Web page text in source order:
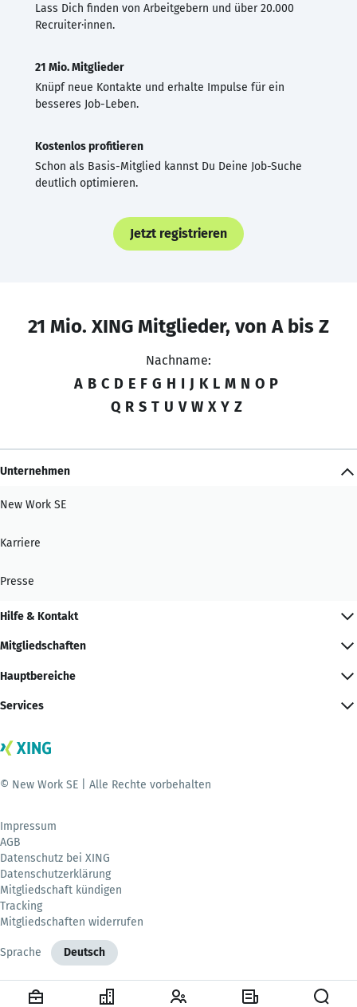
Lass Dich finden von Arbeitgebern und über 20.000
Recruiter·innen.
21 Mio. Mitglieder
Knüpf neue Kontakte und erhalte Impulse für ein
besseres Job-Leben.
Kostenlos profitieren
Schon als Basis-Mitglied kannst Du Deine Job-Suche
deutlich optimieren.
Jetzt registrieren
21 Mio. XING Mitglieder, von A bis Z
Nachname:
A B C D E F G H I J K L M N O P
Q R S T U V W X Y Z
Unternehmen
New Work SE
Karriere
Presse
Hilfe & Kontakt
Mitgliedschaften
Hauptbereiche
Services
© New Work SE | Alle Rechte vorbehalten
Impressum
AGB
Datenschutz bei XING
Datenschutzerklärung
Mitgliedschaft kündigen
Tracking
Mitgliedschaften widerrufen
Sprache Deutsch